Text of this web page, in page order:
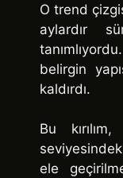
O trend
aylardır
belirgin
kaldırdı.
Bu
ele